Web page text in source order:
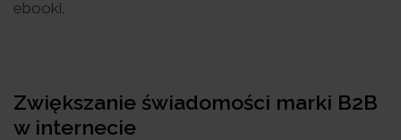
ebooki.
Zwiększanie świadomości marki B2B
w internecie